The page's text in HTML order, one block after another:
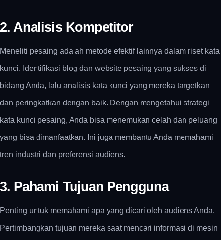
2. Analisis Kompetitor
Meneliti pesaing adalah metode efektif lainnya dalam riset kata
kunci. Identifikasi blog dan website pesaing yang sukses di
bidang Anda, lalu analisis kata kunci yang mereka targetkan
dan peringkatkan dengan baik. Dengan mengetahui strategi
kata kunci pesaing, Anda bisa menemukan celah dan peluang
yang bisa dimanfaatkan. Ini juga membantu Anda memahami
tren industri dan preferensi audiens.
3. Pahami Tujuan Pengguna
Penting untuk memahami apa yang dicari oleh audiens Anda.
Pertimbangkan tujuan mereka saat mencari informasi di mesin